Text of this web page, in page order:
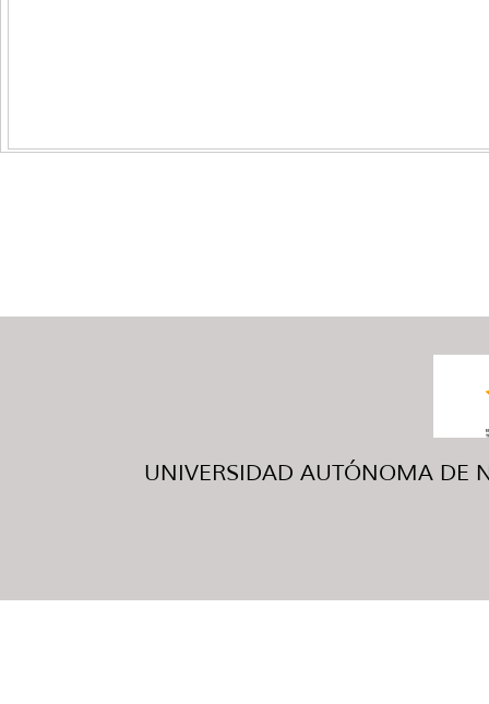
UNIVERSIDAD AUTÓNOMA DE